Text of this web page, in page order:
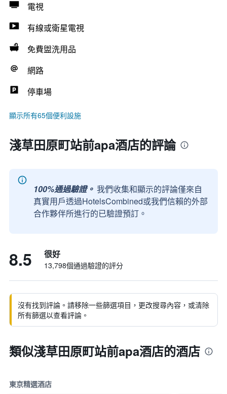
電視
有線或衛星電視
免費盥洗用品
網路
停車場
顯示所有65個便利設施
淺草田原町站前apa酒店的評論
100%通過驗證。 我們收集和顯示的評論僅來自
真實用戶透過HotelsCombined或我們信賴的外部
合作夥伴所進行的已驗證預訂。
8.5 很好
13,798個通過驗證的評分
沒有找到評論。請移除一些篩選項目，更改搜尋內容，或清除
所有篩選以查看評論。
類似淺草田原町站前apa酒店的酒店
東京精選酒店